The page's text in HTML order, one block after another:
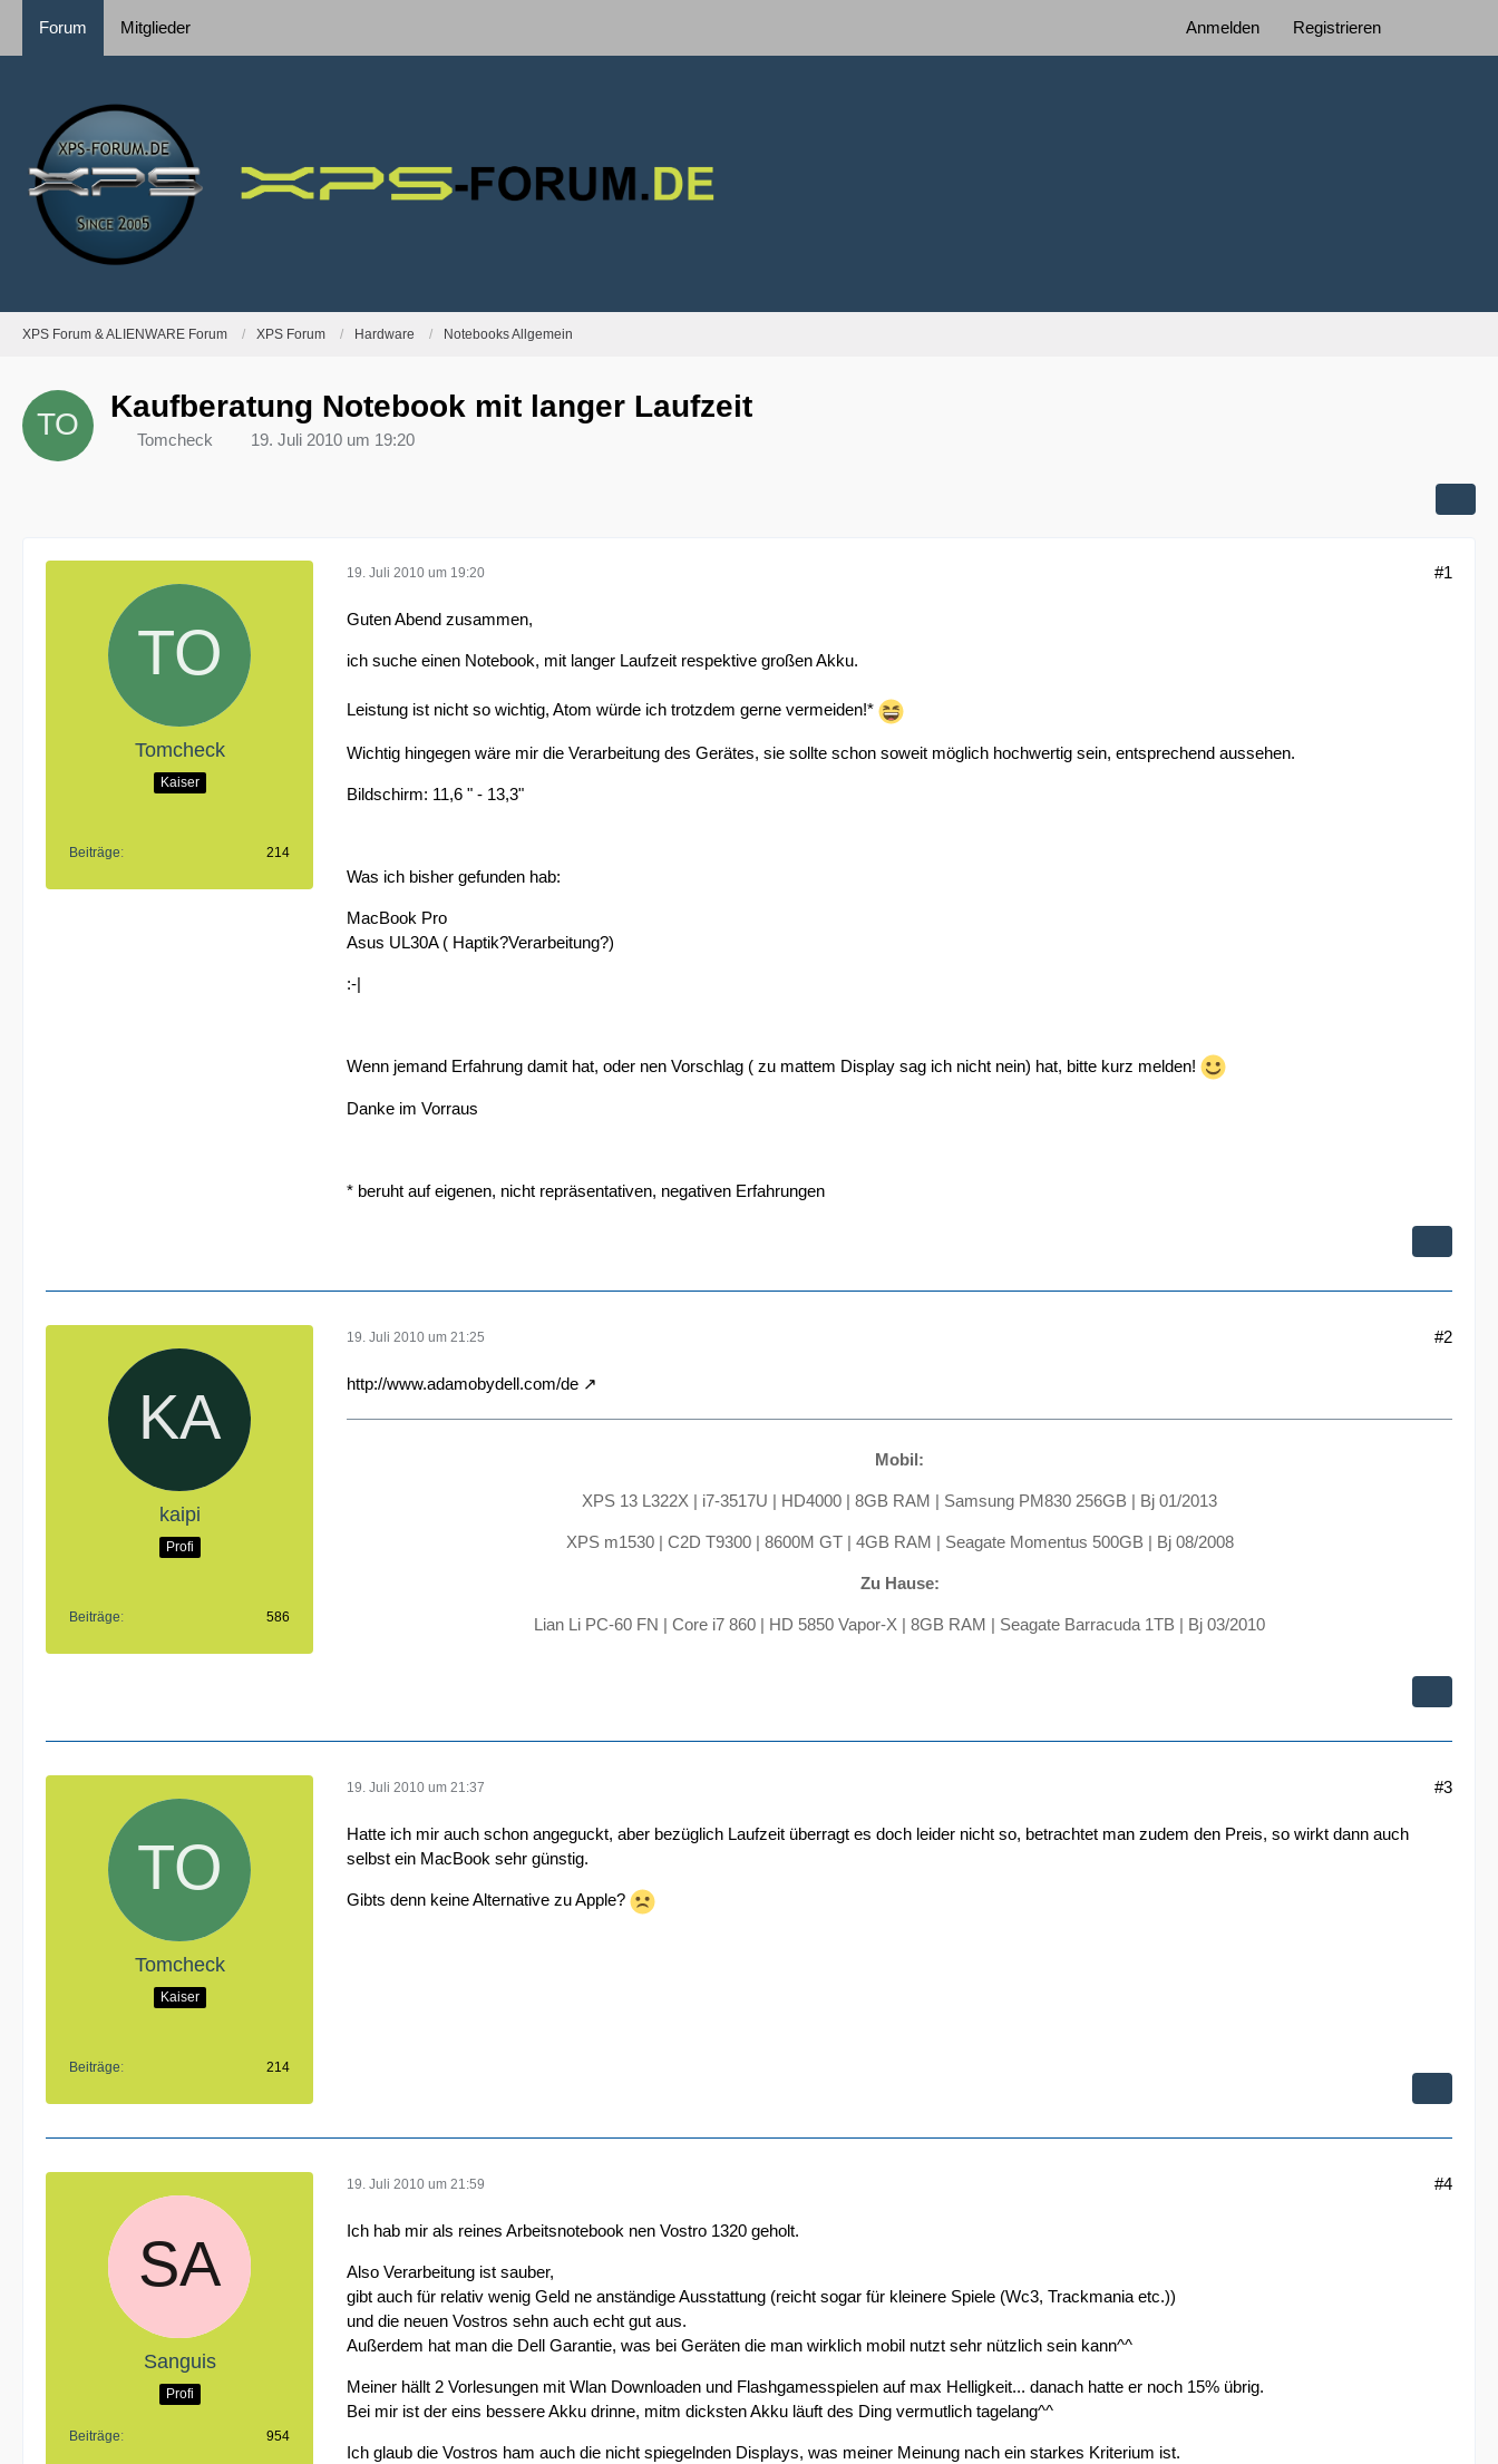
Forum Mitglieder Anmelden Registrieren
XPS Forum & ALIENWARE Forum XPS Forum Hardware Notebooks Allgemein
Kaufberatung Notebook mit langer Laufzeit
Tomcheck 19. Juli 2010 um 19:20
Tomcheck
Kaiser
Beiträge 214
19. Juli 2010 um 19:20 #1
Guten Abend zusammen,
ich suche einen Notebook, mit langer Laufzeit respektive großen Akku.
Leistung ist nicht so wichtig, Atom würde ich trotzdem gerne vermeiden!*
Wichtig hingegen wäre mir die Verarbeitung des Gerätes, sie sollte schon soweit möglich hochwertig sein, entsprechend aussehen.
Bildschirm: 11,6 " - 13,3"
Was ich bisher gefunden hab:
MacBook Pro
Asus UL30A ( Haptik?Verarbeitung?)
:-|
Wenn jemand Erfahrung damit hat, oder nen Vorschlag ( zu mattem Display sag ich nicht nein) hat, bitte kurz melden!
Danke im Vorraus
* beruht auf eigenen, nicht repräsentativen, negativen Erfahrungen
kaipi
Profi
Beiträge 586
19. Juli 2010 um 21:25 #2
http://www.adamobydell.com/de
Mobil:
XPS 13 L322X | i7-3517U | HD4000 | 8GB RAM | Samsung PM830 256GB | Bj 01/2013
XPS m1530 | C2D T9300 | 8600M GT | 4GB RAM | Seagate Momentus 500GB | Bj 08/2008
Zu Hause:
Lian Li PC-60 FN | Core i7 860 | HD 5850 Vapor-X | 8GB RAM | Seagate Barracuda 1TB | Bj 03/2010
Tomcheck
Kaiser
Beiträge 214
19. Juli 2010 um 21:37 #3
Hatte ich mir auch schon angeguckt, aber bezüglich Laufzeit überragt es doch leider nicht so, betrachtet man zudem den Preis, so wirkt dann auch
selbst ein MacBook sehr günstig.
Gibts denn keine Alternative zu Apple?
Sanguis
Profi
Beiträge 954
19. Juli 2010 um 21:59 #4
Ich hab mir als reines Arbeitsnotebook nen Vostro 1320 geholt.
Also Verarbeitung ist sauber,
gibt auch für relativ wenig Geld ne anständige Ausstattung (reicht sogar für kleinere Spiele (Wc3, Trackmania etc.))
und die neuen Vostros sehn auch echt gut aus.
Außerdem hat man die Dell Garantie, was bei Geräten die man wirklich mobil nutzt sehr nützlich sein kann^^
Meiner hällt 2 Vorlesungen mit Wlan Downloaden und Flashgamesspielen auf max Helligkeit... danach hatte er noch 15% übrig.
Bei mir ist der eins bessere Akku drinne, mitm dicksten Akku läuft des Ding vermutlich tagelang^^
Ich glaub die Vostros ham auch die nicht spiegelnden Displays, was meiner Meinung nach ein starkes Kriterium ist.